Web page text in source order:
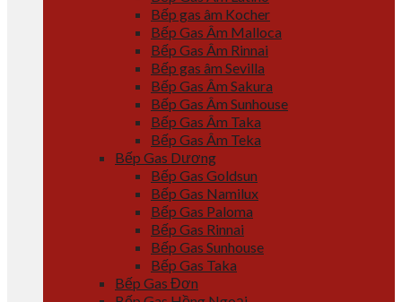
Bếp gas âm Kocher
Bếp Gas Âm Malloca
Bếp Gas Âm Rinnai
Bếp gas âm Sevilla
Bếp Gas Âm Sakura
Bếp Gas Âm Sunhouse
Bếp Gas Âm Taka
Bếp Gas Âm Teka
Bếp Gas Dương
Bếp Gas Goldsun
Bếp Gas Namilux
Bếp Gas Paloma
Bếp Gas Rinnai
Bếp Gas Sunhouse
Bếp Gas Taka
Bếp Gas Đơn